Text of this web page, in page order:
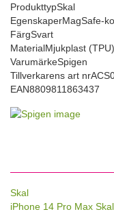
ProdukttypSkal
EgenskaperMagSafe-
FärgSvart
MaterialMjukplast (TPU)
VarumärkeSpigen
Tillverkarens art nr
EAN8809811863437
Skal
iPhone 14 Pro Max Skal